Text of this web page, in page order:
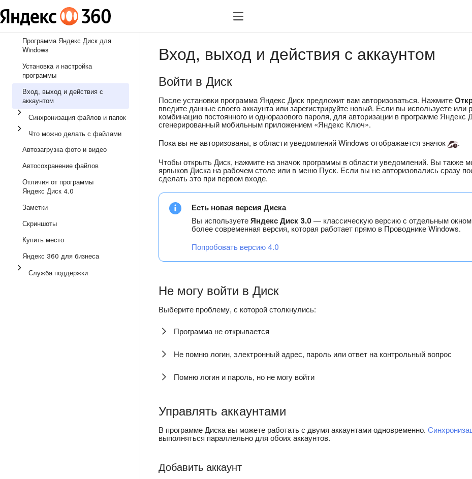
Программа Яндекс Диск для
Windows
Установка и настройка
программы
Вход, выход и действия с
аккаунтом
Синхронизация файлов и папок
Что можно делать с файлами
Автозагрузка фото и видео
Автосохранение файлов
Отличия от программы
Яндекс Диск 4.0
Заметки
Скриншоты
Купить место
Яндекс 360 для бизнеса
Служба поддержки
Вход, выход и действия с аккаунтом
Войти в Диск
После установки программа Яндекс Диск предложит вам авторизоваться. Нажмите
введите данные своего аккаунта или зарегистрируйте новый. Если вы используете
комбинацию постоянного и одноразового пароля, для авторизации в программе Яндекс
сгенерированный мобильным приложением «Яндекс Ключ».
Пока вы не авторизованы, в области уведомлений Windows отображается значок
.
Чтобы открыть Диск, нажмите на значок программы в области уведомлений. Вы также
ярлыков Диска на рабочем столе или в меню Пуск. Если вы не авторизовались сразу
сделать это при первом входе.
Есть новая версия Диска
Вы используетеЯндекс Диск 3.0— классическую версию с отдельным
более современная версия, которая работает прямо в Проводнике Windows.
Попробовать версию 4.0
Не могу войти в Диск
Выберите проблему, с которой столкнулись:
Программа не открывается
Не помню логин, электронный адрес, пароль или ответ на контрольный вопрос
Помню логин и пароль, но не могу войти
Управлять аккаунтами
В программе Диска вы можете работать с двумя аккаунтами одновременно.
выполняться параллельно для обоих аккаунтов.
Добавить аккаунт